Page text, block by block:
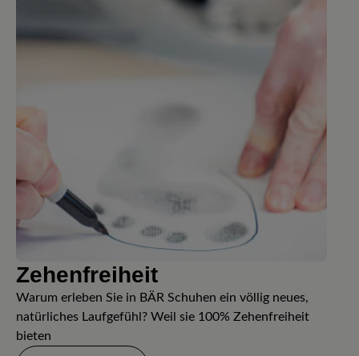
Zehenfreiheit
Warum erleben Sie in BÄR Schuhen ein völlig neues,
natürliches Laufgefühl? Weil sie 100% Zehenfreiheit
bieten